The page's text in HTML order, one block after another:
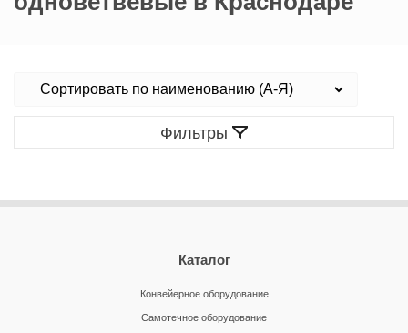
Фильтры
Каталог
Конвейерное оборудование
Самотечное оборудование